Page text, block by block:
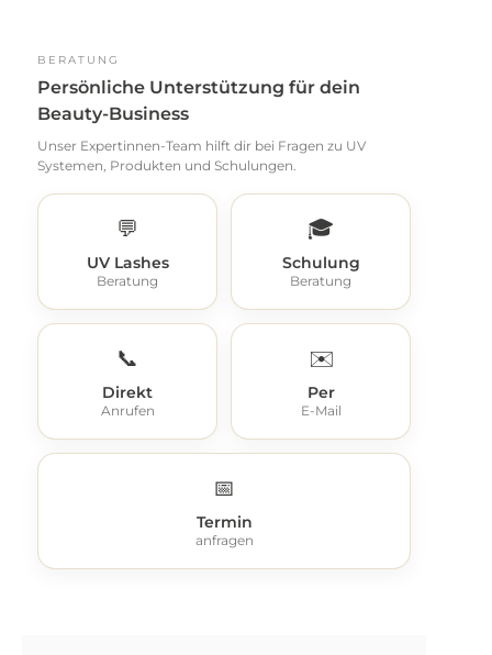
BERATUNG
Persönliche Unterstützung für dein
Beauty-Business
Unser Expertinnen-Team hilft dir bei Fragen zu UV
Systemen, Produkten und Schulungen.
💬
UV Lashes
Beratung
🎓
Schulung
Beratung
📞
Direkt
Anrufen
✉️
Per
E-Mail
📅
Termin
anfragen